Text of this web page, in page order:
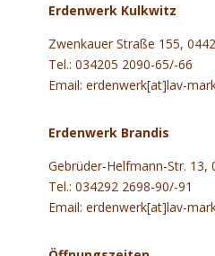
Erdenwerk Kulkwitz
Zwenkauer Straße 155,
Tel.: 034205 2090-65/-66
Email: erdenwerk[at]lav-
Erdenwerk Brandis
Gebrüder-Helfmann-Str. 13,
Tel.: 034292 2698-90/-91
Email: erdenwerk[at]lav-